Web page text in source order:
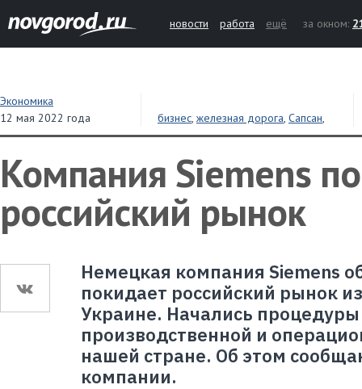
новости работа ещё за окном:
Экономика
12 мая 2022 года
бизнес, железная дорога, Сапсан,
Ласточка
Компания Siemens
российский рынок
Немецкая компания Siemens
покидает российский рынок
Украине. Начались
производственной и
нашей стране. Об этом
компании.